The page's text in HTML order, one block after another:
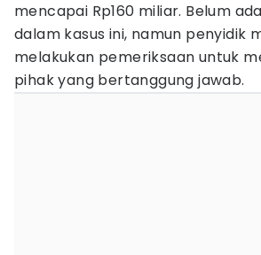
mencapai Rp160 miliar. Belum
dalam kasus ini, namun penyidik
melakukan pemeriksaan untuk
pihak yang bertanggung jawab.